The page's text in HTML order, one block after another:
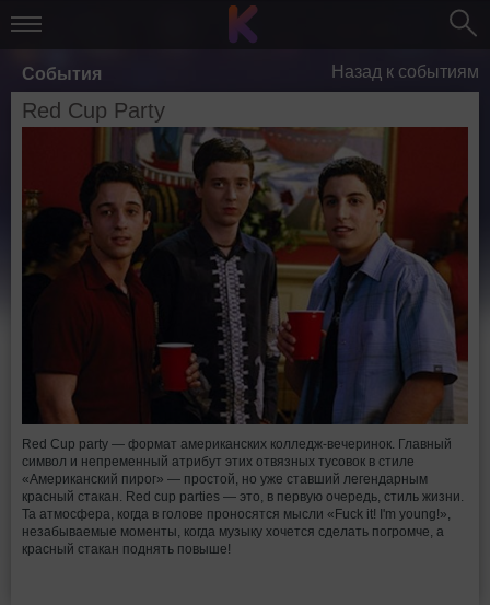
События Назад к событиям
Red Cup Party
Red Cup party — формат американских колледж-вечеринок. Главный
символ и непременный атрибут этих отвязных тусовок в стиле
«Американский пирог» — простой, но уже ставший легендарным
красный стакан. Red сup parties — это, в первую очередь, стиль жизни.
Та атмосфера, когда в голове проносятся мысли «Fuck it! I'm young!»,
незабываемые моменты, когда музыку хочется сделать погромче, а
красный стакан поднять повыше!